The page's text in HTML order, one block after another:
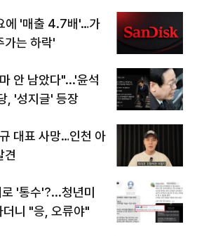
에 '매출 4.7배'…가
가는 하락'
안 남았다"...'윤석
, '성지글' 등장
대표 사망…인천 아
견
'통수'?...청년미
니 "응, 오류야"